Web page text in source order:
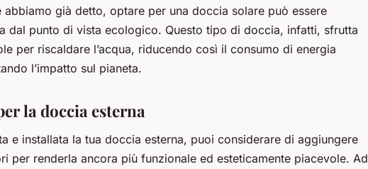
abbiamo già detto, optare per una doccia solare può essere
dal punto di vista ecologico. Questo tipo di doccia, infatti, sfrutta
per riscaldare l’acqua, riducendo così il consumo di energia
l’impatto sul pianeta.
la doccia esterna
e installata la tua doccia esterna, puoi considerare di aggiungere
per renderla ancora più funzionale ed esteticamente piacevole. Ad